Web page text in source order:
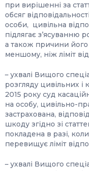
при вирішенні за
обсяг
особи, цивільна
підлягає з’ясуванню
а також причини його
меншому, ніж ліміт
– ухвалі Вищого
розгляду цивільних і
2015 року суд
на особу, цивільно-
застрахована,
шкоду згідно зі
покладена в разі,
перевищує ліміт
– ухвалі Вищого